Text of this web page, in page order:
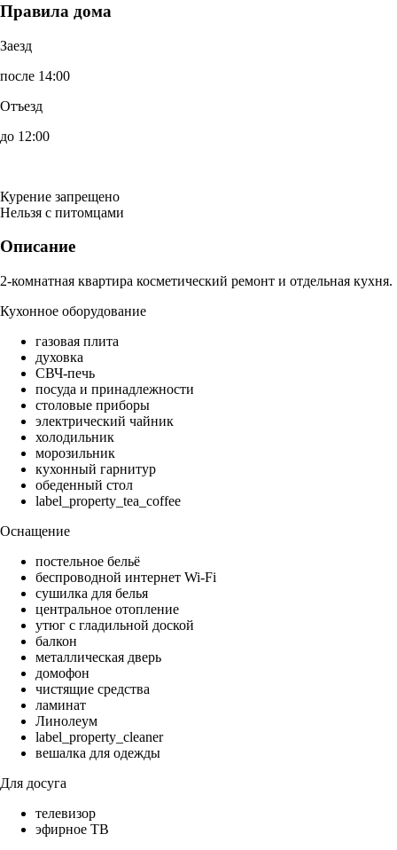
Правила дома
Заезд
после 14:00
Отъезд
до 12:00
Курение запрещено
Нельзя с питомцами
Описание
2-комнатная квартира косметический ремонт и отдельная кухня.
Кухонное оборудование
газовая плита
духовка
СВЧ-печь
посуда и принадлежности
столовые приборы
электрический чайник
холодильник
морозильник
кухонный гарнитур
обеденный стол
label_property_tea_coffee
Оснащение
постельное бельё
беспроводной интернет Wi-Fi
сушилка для белья
центральное отопление
утюг с гладильной доской
балкон
металлическая дверь
домофон
чистящие средства
ламинат
Линолеум
label_property_cleaner
вешалка для одежды
Для досуга
телевизор
эфирное ТВ